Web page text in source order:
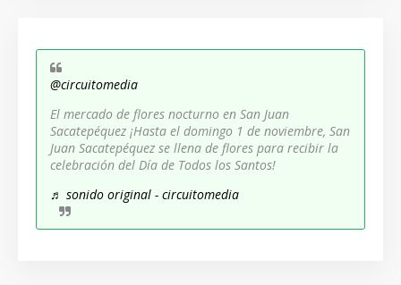
@circuitomedia
El mercado de flores nocturno en San Juan
Sacatepéquez ¡Hasta el domingo 1 de noviembre, San
Juan Sacatepéquez se llena de flores para recibir la
celebración del Día de Todos los Santos!
♬ sonido original - circuitomedia